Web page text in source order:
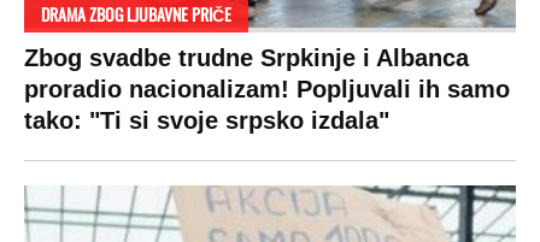
DRAMA ZBOG LJUBAVNE PRIČE
Zbog svadbe trudne Srpkinje i Albanca
proradio nacionalizam! Popljuvali ih samo
tako: "Ti si svoje srpsko izdala"